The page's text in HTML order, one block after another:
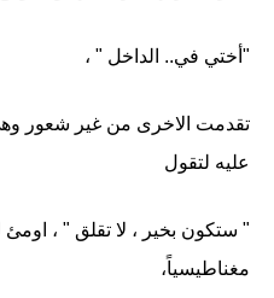
"أختي في.. الداخل " ،
تقدمت الاخرى من غير شعور
عليه لتقول
" ستكون بخير ، لا تقلق " ، اومئ
مغناطيسياً،